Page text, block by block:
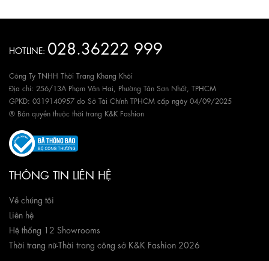
HOTLINE: 028.36222 999
Công Ty TNHH Thời Trang Khang Khôi
Địa chỉ: 256/13A Phạm Văn Hai, Phường Tân Sơn Nhất, TPHCM
GPKD: 0319140957 do Sở Tài Chính TPHCM cấp ngày 04/09/2025
® Bản quyền thuộc thời trang K&K Fashion
THÔNG TIN LIÊN HỆ
Về chúng tôi
Liên hệ
Hệ thống 12 Showrooms
Thời trang nữ-Thời trang công sở K&K Fashion 2026